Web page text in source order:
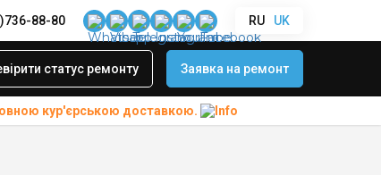
88-80 RU UK
статус ремонту Заявка на ремонт
кур'єрською доставкою.